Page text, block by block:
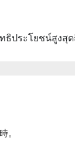
ประโยชน์สูงสุด
。